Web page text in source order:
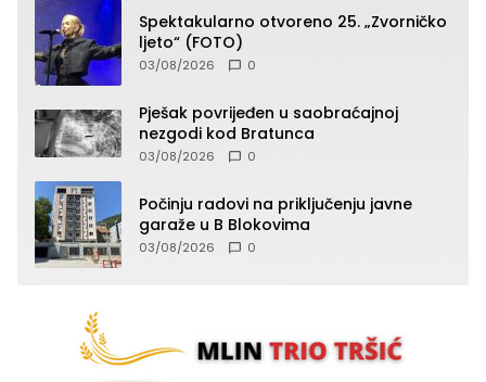
Spektakularno otvoreno 25. „Zvorničko
ljeto“ (FOTO)
03/08/2026 0
Pješak povrijeđen u saobraćajnoj
nezgodi kod Bratunca
03/08/2026 0
Počinju radovi na priključenju javne
garaže u B Blokovima
03/08/2026 0